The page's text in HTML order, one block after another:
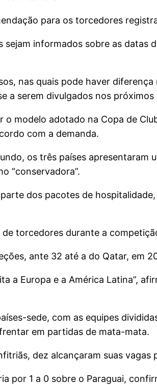
para os torcedores
informados sobre as datas
nas quais pode haver
a serem divulgados nos próximos
modelo adotado na Copa de
com a demanda.
os três países apresentaram
“conservadora”.
dos pacotes de
torcedores durante a
ante 32 até a do Qatar, em
a Europa e a América Latina”,
sede, com as equipes
em partidas de mata-mata.
dez alcançaram suas
por 1 a 0 sobre o Paraguai,